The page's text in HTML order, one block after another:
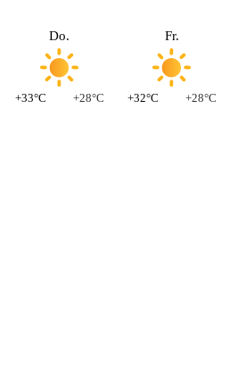
Do.
+33°C +28°C
Fr.
+32°C +28°C